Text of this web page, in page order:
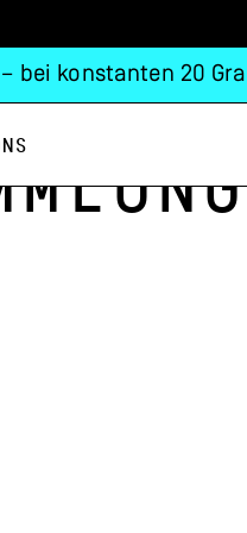
bei konstanten 20